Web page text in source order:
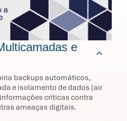
e
backups automáticos,
e isolamento de dados (air
críticas contra
ameaças digitais.